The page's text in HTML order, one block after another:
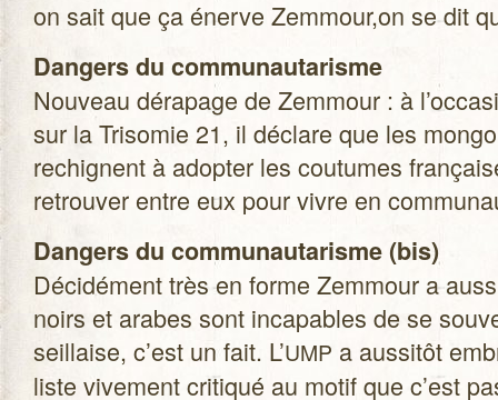
on sait que ça énerve Zemmour,on se dit
Dan­gers du com­mu­nau­ta­risme
Nou­veau déra­page de Zem­mour : à
sur la Tri­so­mie 21, il déclare que les
rechignent à adop­ter les cou­tumes
retrou­ver entre eux pour vivre en
Dan­gers du com­mu­nau­ta­risme (bis)
Déci­dé­ment très en forme Zem­mour a
noirs et arabes sont inca­pables de se
seillaise, c’est un fait. L’UMP a aus­si­tôt
liste vive­ment cri­ti­qué au motif que c’est